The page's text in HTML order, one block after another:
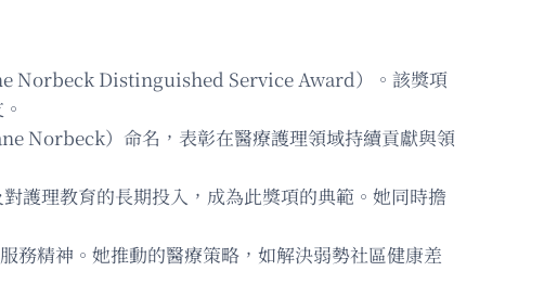
Norbeck Distinguished Service Award）。該獎項
Norbeck）命名，表彰在醫療護理領域持續貢獻與領
護理教育的長期投入，成為此獎項的典範。她同時擔
務精神。她推動的醫療策略，如解決弱勢社區健康差